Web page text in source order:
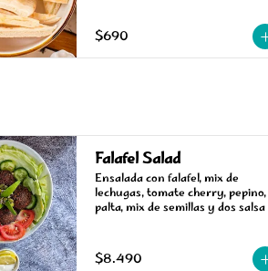
$690
Falafel Salad
Ensalada con falafel, mix de
lechugas, tomate cherry, pepino,
palta, mix de semillas y dos salsa
$8.490